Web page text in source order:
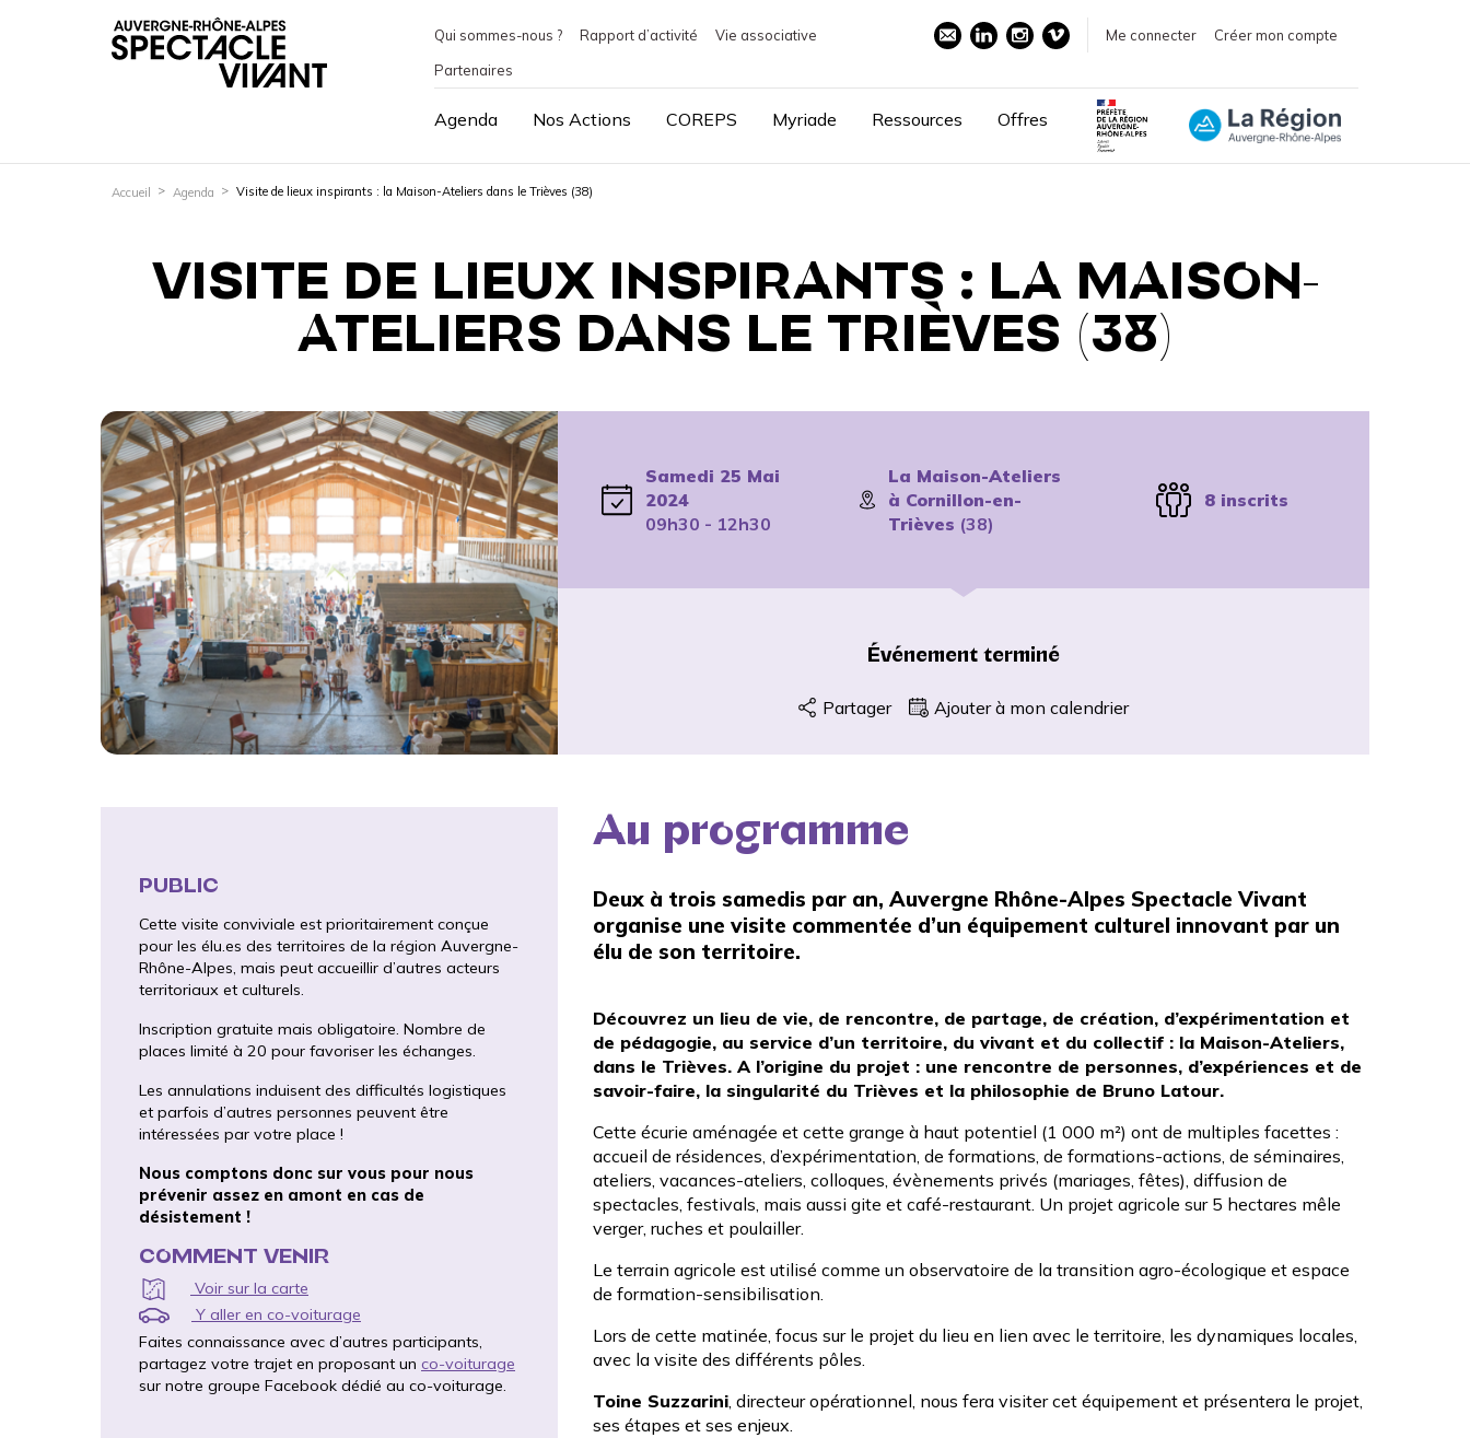
Qui sommes-nous ? Rapport d’activité
Vie associative
Partenaires
Me connecter Créer mon compte
Agenda Nos Actions COREPS Myriade Ressources Offres
Accueil Agenda Visite de lieux inspirants : la Maison-Ateliers dans le Trièves (38)
VISITE DE LIEUX INSPIRANTS : LA MAISON-
ATELIERS DANS LE TRIÈVES (38)
Samedi 25 Mai
2024
09h30 - 12h30
La Maison-Ateliers
à Cornillon-en-
Trièves (38)
8 inscrits
Événement terminé
Partager Ajouter à mon calendrier
PUBLIC
Cette visite conviviale est prioritairement conçue
pour les élu.es des territoires de la région Auvergne-
Rhône-Alpes, mais peut accueillir d’autres acteurs
territoriaux et culturels.
Inscription gratuite mais obligatoire. Nombre de
places limité à 20 pour favoriser les échanges.
Les annulations induisent des difficultés logistiques
et parfois d’autres personnes peuvent être
intéressées par votre place !
Nous comptons donc sur vous pour nous
prévenir assez en amont en cas de
désistement !
COMMENT VENIR
Voir sur la carte
Y aller en co-voiturage
Faites connaissance avec d’autres participants,
partagez votre trajet en proposant un co-voiturage
sur notre groupe Facebook dédié au co-voiturage.
Au programme
Deux à trois samedis par an, Auvergne Rhône-Alpes Spectacle Vivant
organise une visite commentée d’un équipement culturel innovant par un
élu de son territoire.
Découvrez un lieu de vie, de rencontre, de partage, de création, d’expérimentation et
de pédagogie, au service d’un territoire, du vivant et du collectif : la Maison-Ateliers,
dans le Trièves. A l’origine du projet : une rencontre de personnes, d’expériences et de
savoir-faire, la singularité du Trièves et la philosophie de Bruno Latour.
Cette écurie aménagée et cette grange à haut potentiel (1 000 m²) ont de multiples facettes :
accueil de résidences, d’expérimentation, de formations, de formations-actions, de séminaires,
ateliers, vacances-ateliers, colloques, évènements privés (mariages, fêtes), diffusion de
spectacles, festivals, mais aussi gite et café-restaurant. Un projet agricole sur 5 hectares mêle
verger, ruches et poulailler.
Le terrain agricole est utilisé comme un observatoire de la transition agro-écologique et espace
de formation-sensibilisation.
Lors de cette matinée, focus sur le projet du lieu en lien avec le territoire, les dynamiques locales,
avec la visite des différents pôles.
Toine Suzzarini, directeur opérationnel, nous fera visiter cet équipement et présentera le projet,
ses étapes et ses enjeux.